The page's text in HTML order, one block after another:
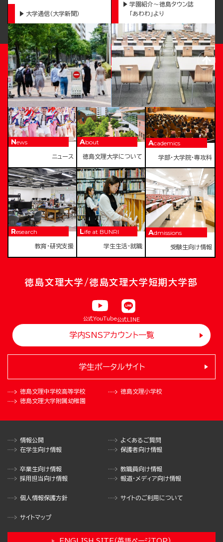
大学通信（大学新聞）
学園紹介～徳島タウン誌
「あわわ」より
TOKUSHIMA BUNRI UNIVERSITY
News
ニュース
About
徳島文理大学について
Academics
学部・大学院・専攻科
Research
教育・研究支援
Life at BUNRI
学生生活・就職
Admissions
受験生向け情報
徳島文理大学/徳島文理大学短期大学部
公式YouTube公式LINE
学内SNSアカウント一覧
徳島文理中学校高等学校
徳島文理小学校
徳島文理大学附属幼稚園
学生ポータルサイト
情報公開
よくあるご質問
在学生向け情報
保護者向け情報
卒業生向け情報
教職員向け情報
採用担当向け情報
報道・メディア向け情報
個人情報保護方針 サイトのご利用について
サイトマップ